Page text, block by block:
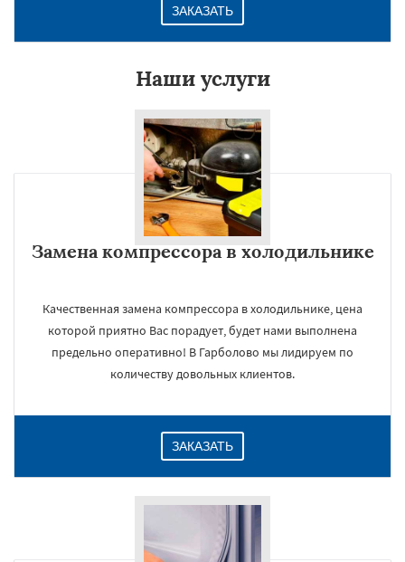
ЗАКАЗАТЬ
Наши услуги
Замена компрессора в холодильнике
Качественная замена компрессора в холодильнике, цена
которой приятно Вас порадует, будет нами выполнена
предельно оперативно! В Гарболово мы лидируем по
количеству довольных клиентов.
ЗАКАЗАТЬ